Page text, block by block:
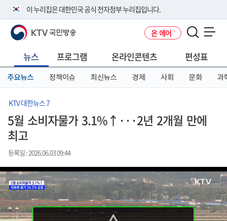
이 누리집은 대한민국 공식 전자정부 누리집입니다.
공식 누리집 주소 확인하기
니다.
이밖에 or.kr 또는 .kr등 다른 도메인 주소를 사용하고 있다면 아래 URL에
서 도메인 주소를 확인해 보세요
KTV 국민방송 온 에어
뉴스 프로그램 온라인콘텐츠 편성표
주요뉴스 정책이슈 최신뉴스 경제 사회 문화 과
KTV 대한뉴스 7
5월 소비자물가 3.1%↑···2년 2개월 만에
최고
등록일 : 2026.06.03 09:44